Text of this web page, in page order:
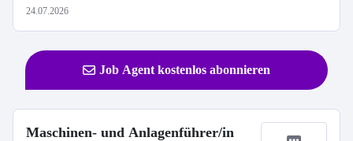
24.07.2026
Job Agent kostenlos abonnieren
Maschinen- und Anlagenführer/in